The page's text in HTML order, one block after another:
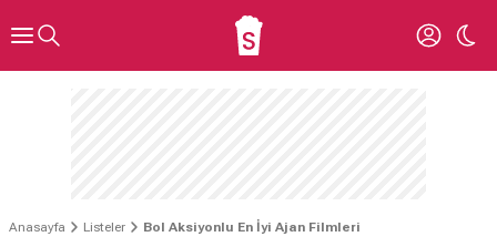
Anasayfa Listeler Bol Aksiyonlu En İyi Ajan Filmleri